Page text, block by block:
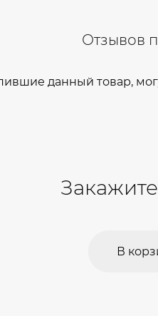
Отзывов
данный товар,
В